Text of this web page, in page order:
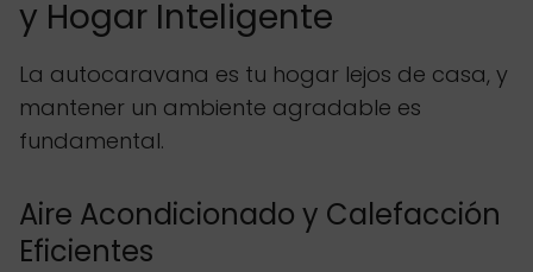
y Hogar Inteligente
La autocaravana es tu hogar lejos de casa, y
mantener un ambiente agradable es
fundamental.
Aire Acondicionado y Calefacción
Eficientes